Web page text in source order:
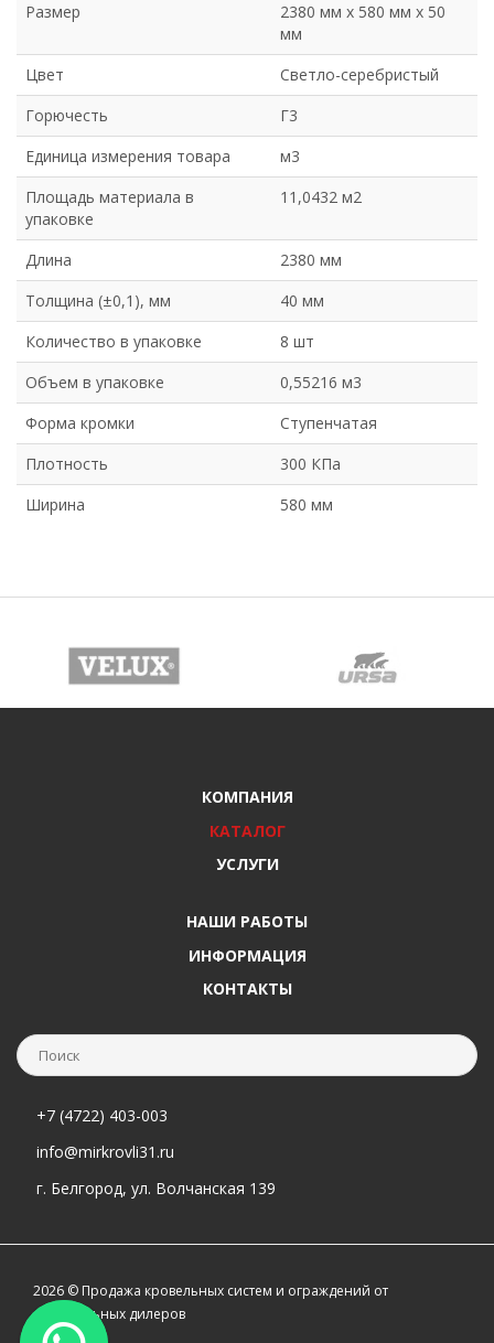
Размер
2380 мм х 580 мм х 50
мм
Цвет
Светло-серебристый
Горючесть
Г3
Единица измерения товара
м3
Площадь материала в
упаковке
11,0432 м2
Длина
2380 мм
Толщина (±0,1), мм
40 мм
Количество в упаковке
8 шт
Объем в упаковке
0,55216 м3
Форма кромки
Ступенчатая
Плотность
300 КПа
Ширина
580 мм
КОМПАНИЯ
КАТАЛОГ
УСЛУГИ
НАШИ РАБОТЫ
ИНФОРМАЦИЯ
КОНТАКТЫ
+7 (4722) 403-003
info@mirkrovli31.ru
г. Белгород, ул. Волчанская 139
2026 © Продажа кровельных систем и ограждений от
официальных дилеров